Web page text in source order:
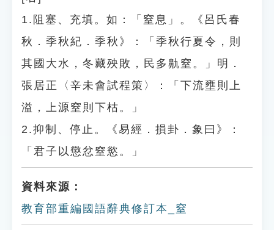
1.阻塞、充填。如：「窒息」。《呂氏春
秋．季秋紀．季秋》：「季秋行夏令，則
其國大水，冬藏殃敗，民多鼽窒。」明．
張居正〈辛未會試程策〉：「下流壅則上
溢，上源窒則下枯。」
2.抑制、停止。《易經．損卦．象曰》：
「君子以懲忿窒慾。」
資料來源：
教育部重編國語辭典修訂本_窒